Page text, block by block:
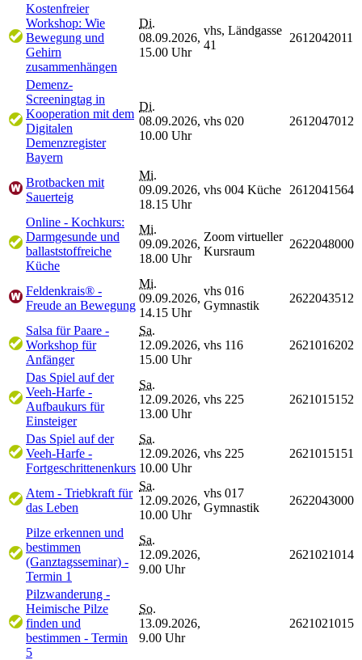
Kostenfreier
Workshop: Wie
Bewegung und
Gehirn
zusammenhängen
Di.
08.09.2026,
15.00 Uhr
vhs, Ländgasse
41
2612042011
Demenz-
Screeningtag in
Kooperation mit dem
Digitalen
Demenzregister
Bayern
Di.
08.09.2026,
10.00 Uhr
vhs 020 2612047012
Brotbacken mit
Sauerteig
Mi.
09.09.2026,
18.15 Uhr
vhs 004 Küche 2612041564
Online - Kochkurs:
Darmgesunde und
ballaststoffreiche
Küche
Mi.
09.09.2026,
18.00 Uhr
Zoom virtueller
Kursraum
2622048000
Feldenkrais® -
Freude an Bewegung
Mi.
09.09.2026,
14.15 Uhr
vhs 016
Gymnastik
2622043512
Salsa für Paare -
Workshop für
Anfänger
Sa.
12.09.2026,
15.00 Uhr
vhs 116 2621016202
Das Spiel auf der
Veeh-Harfe -
Aufbaukurs für
Einsteiger
Sa.
12.09.2026,
13.00 Uhr
vhs 225 2621015152
Das Spiel auf der
Veeh-Harfe -
Fortgeschrittenenkurs
Sa.
12.09.2026,
10.00 Uhr
vhs 225 2621015151
Atem - Triebkraft für
das Leben
Sa.
12.09.2026,
10.00 Uhr
vhs 017
Gymnastik
2622043000
Pilze erkennen und
bestimmen
(Ganztagsseminar) -
Termin 1
Sa.
12.09.2026,
9.00 Uhr
2621021014
Pilzwanderung -
Heimische Pilze
finden und
bestimmen - Termin
5
So.
13.09.2026,
9.00 Uhr
2621021015